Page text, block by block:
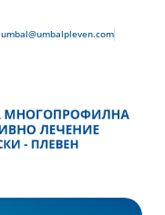
umbal@umbalpleven.com